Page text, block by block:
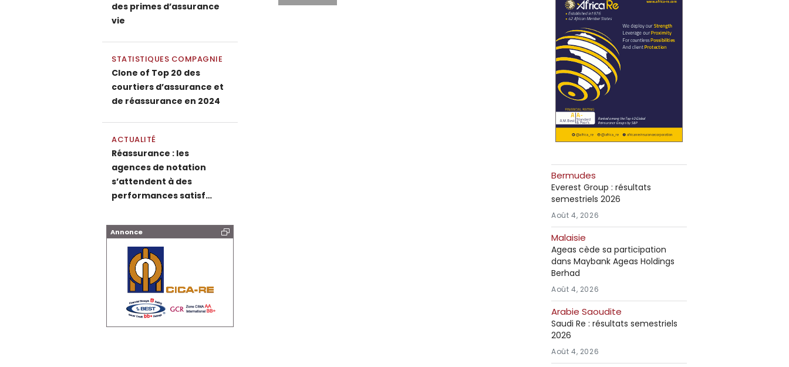
des primes d’assurance
vie
STATISTIQUES COMPAGNIE
Clone of Top 20 des
courtiers d’assurance et
de réassurance en 2024
ACTUALITÉ
Réassurance : les
agences de notation
s’attendent à des
performances satisf…
Annonce
Bermudes
Everest Group : résultats
semestriels 2026
Août 4, 2026
Malaisie
Ageas cède sa participation
dans Maybank Ageas Holdings
Berhad
Août 4, 2026
Arabie Saoudite
Saudi Re : résultats semestriels
2026
Août 4, 2026